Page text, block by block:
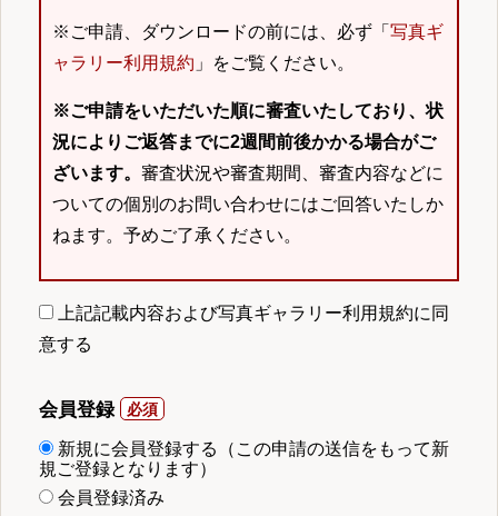
※ご申請、ダウンロードの前には、必ず「 写真ギ
ャラリー利用規約 」をご覧ください。
※ご申請をいただいた順に審査いたしており、状
況によりご返答までに2週間前後かかる場合がご
ざいます。 審査状況や審査期間、審査内容などに
ついての個別のお問い合わせにはご回答いたしか
ねます。予めご了承ください。
上記記載内容および写真ギャラリー利用規約に同
意する
会員登録
新規に会員登録する（この申請の送信をもって新
規ご登録となります）
会員登録済み